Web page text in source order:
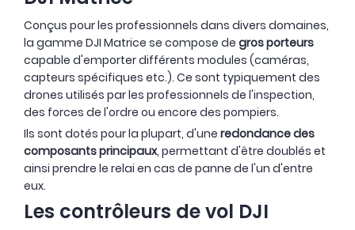
Conçus pour les professionnels dans divers domaines,
la gamme DJI Matrice se compose de gros porteurs
capable d'emporter différents modules (caméras,
capteurs spécifiques etc.). Ce sont typiquement des
drones utilisés par les professionnels de l'inspection,
des forces de l'ordre ou encore des pompiers.
Ils sont dotés pour la plupart, d'une redondance des
composants principaux, permettant d'être doublés et
ainsi prendre le relai en cas de panne de l'un d'entre
eux.
Les contrôleurs de vol DJI